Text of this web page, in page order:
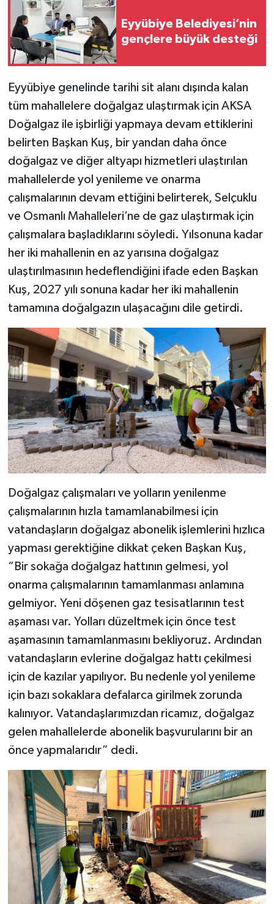
Eyyübiye Belediyesi’nin
gençlere büyük desteği
Eyyübiye genelinde tarihi sit alanı dışında kalan
tüm mahallelere doğalgaz ulaştırmak için AKSA
Doğalgaz ile işbirliği yapmaya devam ettiklerini
belirten Başkan Kuş, bir yandan daha önce
doğalgaz ve diğer altyapı hizmetleri ulaştırılan
mahallelerde yol yenileme ve onarma
çalışmalarının devam ettiğini belirterek, Selçuklu
ve Osmanlı Mahalleleri’ne de gaz ulaştırmak için
çalışmalara başladıklarını söyledi. Yılsonuna kadar
her iki mahallenin en az yarısına doğalgaz
ulaştırılmasının hedeflendiğini ifade eden Başkan
Kuş, 2027 yılı sonuna kadar her iki mahallenin
tamamına doğalgazın ulaşacağını dile getirdi.
Doğalgaz çalışmaları ve yolların yenilenme
çalışmalarının hızla tamamlanabilmesi için
vatandaşların doğalgaz abonelik işlemlerini hızlıca
yapması gerektiğine dikkat çeken Başkan Kuş,
“Bir sokağa doğalgaz hattının gelmesi, yol
onarma çalışmalarının tamamlanması anlamına
gelmiyor. Yeni döşenen gaz tesisatlarının test
aşaması var. Yolları düzeltmek için önce test
aşamasının tamamlanmasını bekliyoruz. Ardından
vatandaşların evlerine doğalgaz hattı çekilmesi
için de kazılar yapılıyor. Bu nedenle yol yenileme
için bazı sokaklara defalarca girilmek zorunda
kalınıyor. Vatandaşlarımızdan ricamız, doğalgaz
gelen mahallelerde abonelik başvurularını bir an
önce yapmalarıdır” dedi.